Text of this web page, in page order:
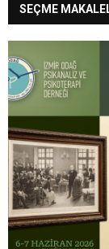
h
f
o
r
:
SEÇME